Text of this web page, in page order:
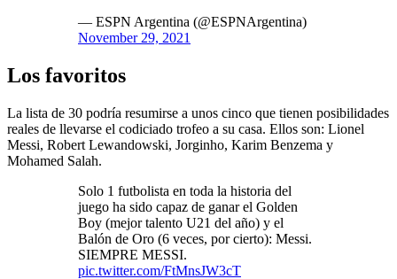
— ESPN Argentina (@ESPNArgentina)
November 29, 2021
Los favoritos
La lista de 30 podría resumirse a unos cinco que tienen posibilidades
reales de llevarse el codiciado trofeo a su casa. Ellos son: Lionel
Messi, Robert Lewandowski, Jorginho, Karim Benzema y
Mohamed Salah.
Solo 1 futbolista en toda la historia del
juego ha sido capaz de ganar el Golden
Boy (mejor talento U21 del año) y el
Balón de Oro (6 veces, por cierto): Messi.
SIEMPRE MESSI.
pic.twitter.com/FtMnsJW3cT